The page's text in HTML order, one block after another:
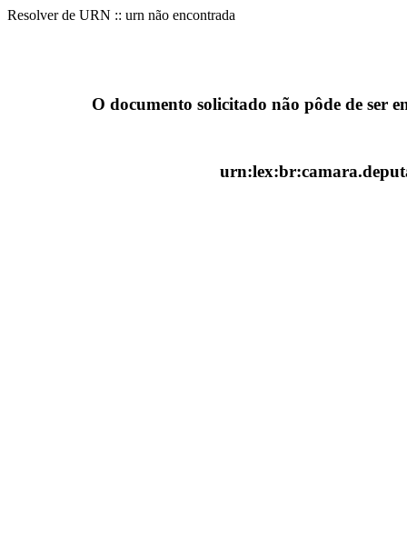
Resolver de URN :: urn não encontrada
O documento solicitado não pôde de ser